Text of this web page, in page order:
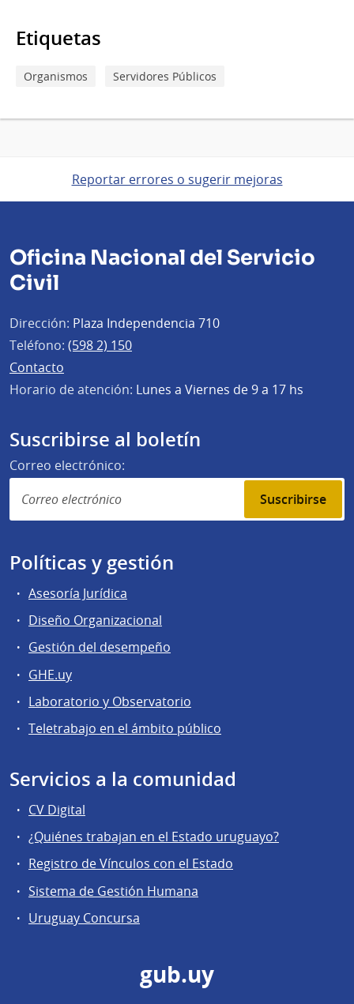
Etiquetas
Organismos Servidores Públicos
Reportar errores o sugerir mejoras
Oficina Nacional del Servicio
Civil
Dirección: Plaza Independencia 710
Teléfono: (598 2) 150
Contacto
Horario de atención: Lunes a Viernes de 9 a 17 hs
Suscribirse al boletín
Correo electrónico:
Suscribirse
Políticas y gestión
Asesoría Jurídica
Diseño Organizacional
Gestión del desempeño
GHE.uy
Laboratorio y Observatorio
Teletrabajo en el ámbito público
Servicios a la comunidad
CV Digital
¿Quiénes trabajan en el Estado uruguayo?
Registro de Vínculos con el Estado
Sistema de Gestión Humana
Uruguay Concursa
gub.uy